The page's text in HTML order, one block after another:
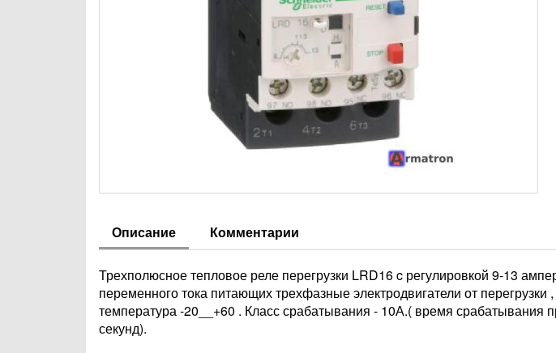
Описание Комментарии
Трехполюсное тепловое реле перегрузки LRD16 c регулировкой 9-13
переменного тока питающих трехфазные электродвигатели от
температура -20__+60 . Класс срабатывания - 10А.( время срабатывания
секунд).